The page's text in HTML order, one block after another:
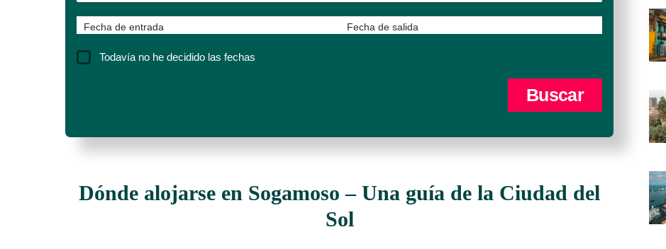
Fecha de entrada Fecha de salida
Todavía no he decidido las fechas
Dónde alojarse en Sogamoso – Una guía de la Ciudad del
Sol